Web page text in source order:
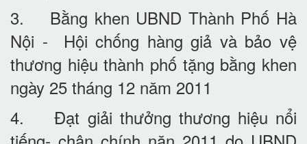
3. Bằng khen UBND Thành Phố Hà
Nội - Hội chống hàng giả và bảo vệ
thương hiệu thành phố tặng bằng khen
ngày 25 tháng 12 năm 2011
4. Đạt giải thưởng thương hiệu nổi